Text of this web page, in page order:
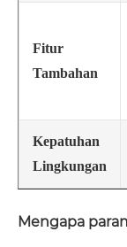
Fitur
Tambahan
Kepatuhan
Lingkungan
Mengapa